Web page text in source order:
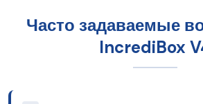
Часто задаваемые
IncrediBox